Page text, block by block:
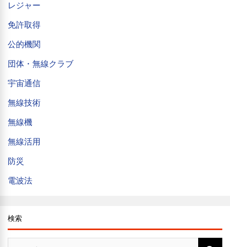
レジャー
免許取得
公的機関
団体・無線クラブ
宇宙通信
無線技術
無線機
無線活用
防災
電波法
検索